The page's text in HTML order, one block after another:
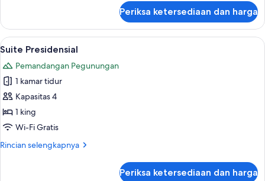
Suite
(Grand
Executive)
Periksa ketersediaan dan harga
Lihat
semua
foto
untuk
Suite
Presidensial
Suite Presidensial | Area keluarga | TV
1
Suite Presidensial
Pemandangan Pegunungan
1 kamar tidur
Kapasitas 4
1 king
Wi-Fi Gratis
Rincian selengkapnya
Rincian
Periksa ketersediaan dan harga